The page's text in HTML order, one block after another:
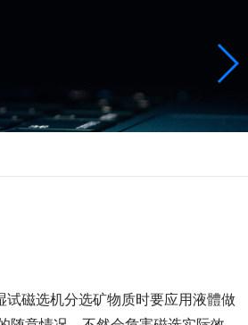
磁选机分选矿物质时要应用液體做